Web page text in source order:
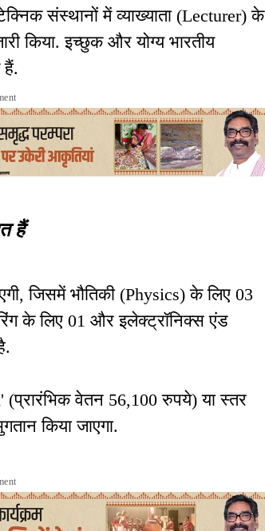
संस्थानों में व्याख्याता (Lecturer) के
किया. इच्छुक और योग्य भारतीय
हैं
जिसमें भौतिकी (Physics) के लिए 03
के लिए 01 और इलेक्ट्रॉनिक्स एंड
(प्रारंभिक वेतन 56,100 रुपये) या स्तर
किया जाएगा.